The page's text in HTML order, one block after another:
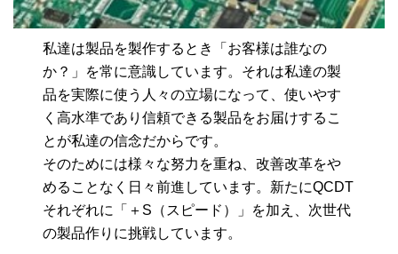
私達は製品を製作するとき「お客様は誰なの
か？」を常に意識しています。それは私達の製
品を実際に使う人々の立場になって、使いやす
く高水準であり信頼できる製品をお届けするこ
とが私達の信念だからです。
そのためには様々な努力を重ね、改善改革をや
めることなく日々前進しています。新たにQCDT
それぞれに「＋S（スピード）」を加え、次世代
の製品作りに挑戦しています。